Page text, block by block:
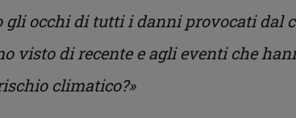
gli occhi di tutti i danni provocati dal
visto di recente e agli eventi che
climatico?»